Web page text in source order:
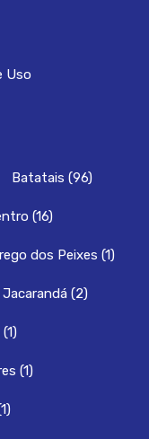
Uso
Batatais (96)
(16)
dos Peixes (1)
Jacarandá (2)
(1)
(1)